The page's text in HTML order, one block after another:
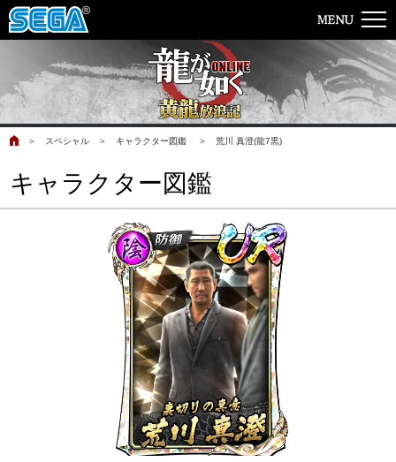
＞ スペシャル ＞ キャラクター図鑑 ＞ 荒川 真澄(龍7黒)
キャラクター図鑑